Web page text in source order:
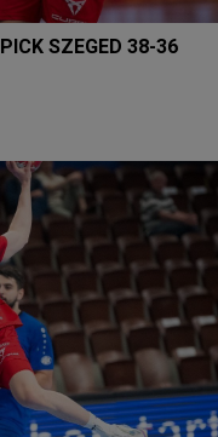
SZEGED 38-36